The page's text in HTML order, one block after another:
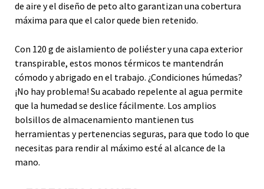
de aire y el diseño de peto alto garantizan una cobertura
máxima para que el calor quede bien retenido.
Con 120 g de aislamiento de poliéster y una capa exterior
transpirable, estos monos térmicos te mantendrán
cómodo y abrigado en el trabajo. ¿Condiciones húmedas?
¡No hay problema! Su acabado repelente al agua permite
que la humedad se deslice fácilmente. Los amplios
bolsillos de almacenamiento mantienen tus
herramientas y pertenencias seguras, para que todo lo que
necesitas para rendir al máximo esté al alcance de la
mano.